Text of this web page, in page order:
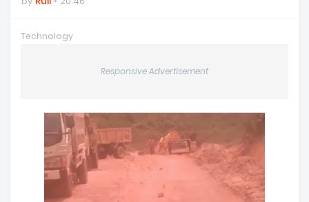
Technology
Responsive Advertisement